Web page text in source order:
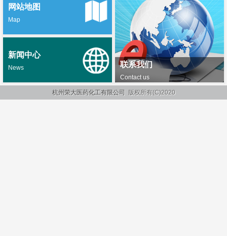
联系我们
Contact us
网站地图
Map
新闻中心
News
杭州荣大医药化工有限公司 版权所有(C)2020